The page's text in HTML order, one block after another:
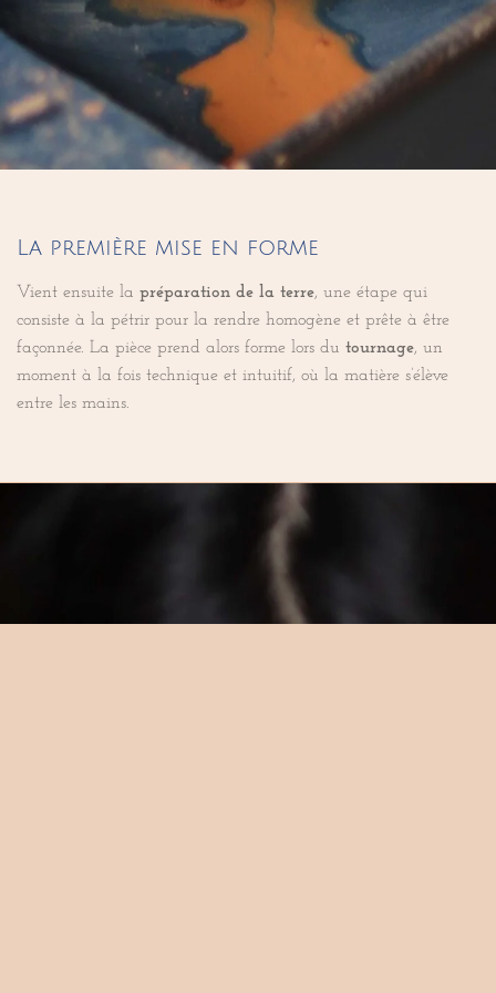
La première mise en forme
Vient ensuite la préparation de la terre, une étape qui
consiste à la pétrir pour la rendre homogène et prête à être
façonnée. La pièce prend alors forme lors du tournage, un
moment à la fois technique et intuitif, où la matière s’élève
entre les mains.